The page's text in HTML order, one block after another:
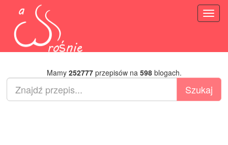
Mamy 252777przepisów na 598blogach.